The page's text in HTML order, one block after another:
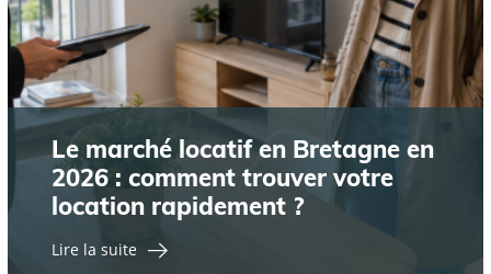
Le marché locatif en Bretagne en
2026 : comment trouver votre
location rapidement ?
Lire la suite